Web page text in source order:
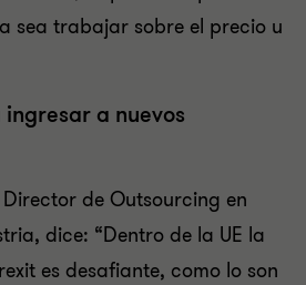
sea trabajar sobre el precio u
a nuevos
de Outsourcing en
dice: “Dentro de la UE la
es desafiante, como lo son